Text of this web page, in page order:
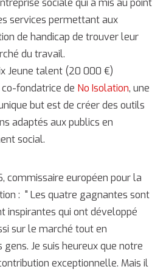
sociale qui a mis au point
services permettant aux
de handicap de trouver leur
du travail.
Jeune talent (20 000 €)
co-fondatrice de No Isolation, une
but est de créer des outils
adaptés aux publics en
social.
commissaire européen pour la
: " Les quatre gagnantes sont
inspirantes qui ont développé
sur le marché tout en
Je suis heureux que notre
exceptionnelle. Mais il